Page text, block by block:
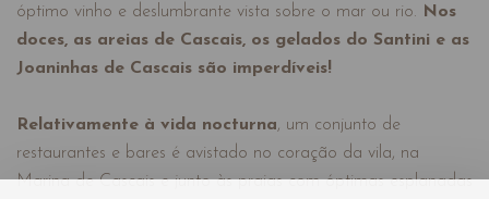
óptimo vinho e deslumbrante vista sobre o mar ou rio. Nos
doces, as areias de Cascais, os gelados do Santini e as
Joaninhas de Cascais são imperdíveis!
Relativamente à vida nocturna, um conjunto de
restaurantes e bares é avistado no coração da vila, na
Marina de Cascais e junto às praias com óptimas esplanadas